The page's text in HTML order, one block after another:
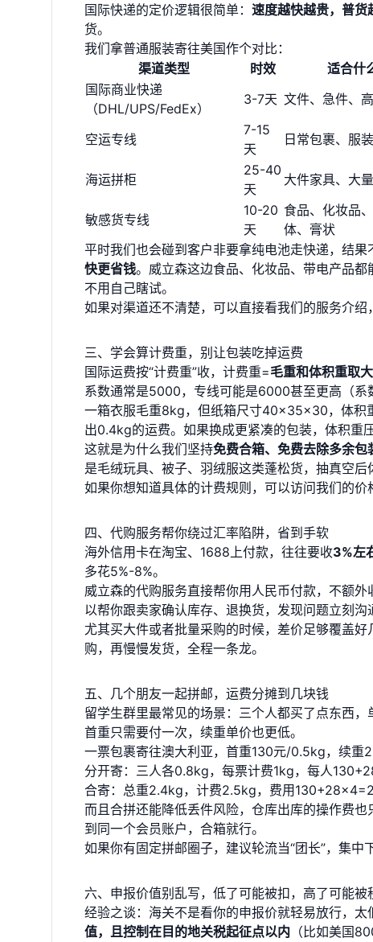
国际快递的定价逻辑很简单： 速度越快越贵，普货
货。
我们拿普通服装寄往美国作个对比：
渠道类型
时效 适合什
国际商业快递
（DHL/UPS/FedEx）
3-7天 文件、急件、
空运专线
7-15
天
日常包裹、服
海运拼柜
25-40
天
大件家具、大
敏感货专线
10-20
天
食品、化妆品
体、膏状
平时我们也会碰到客户非要拿纯电池走快递，结果
快更省钱。威立森这边食品、化妆品、带电产品都
不用自己瞎试。
如果对渠道还不清楚，可以直接看我们的服务介绍
三、学会算计费重，别让包装吃掉运费
国际运费按“计费重”收，计费重=毛重和体积重取
系数通常是5000，专线可能是6000甚至更高（系
一箱衣服毛重8kg，但纸箱尺寸40×35×30，体
出0.4kg的运费。如果换成更紧凑的包装，体积重
这就是为什么我们坚持免费合箱、免费去除多余包
是毛绒玩具、被子、羽绒服这类蓬松货，抽真空后
如果你想知道具体的计费规则，可以访问我们的价
四、代购服务帮你绕过汇率陷阱，省到手软
海外信用卡在淘宝、1688上付款，往往要收3%左
多花5%-8%。
威立森的代购服务直接帮你用人民币付款，不额
以帮你跟卖家确认库存、退换货，发现问题立刻沟
尤其买大件或者批量采购的时候，差价足够覆盖
购，再慢慢发货，全程一条龙。
五、几个朋友一起拼邮，运费分摊到几块钱
留学生群里最常见的场景：三个人都买了点东西
首重只需要付一次，续重单价也更低。
一票包裹寄往澳大利亚，首重130元/0.5kg，续重
分开寄：三人各0.8kg，每票计费1kg，每人
合寄：总重2.4kg，计费2.5kg，费用
而且合拼还能降低丢件风险，仓库出库的操作费
到同一个会员账户，合箱就行。
如果你有固定拼邮圈子，建议轮流当“团长”，集中
六、申报价值别乱写，低了可能被扣，高了可能被
经验之谈：海关不是看你的申报价就轻易放行，
值，且控制在目的地关税起征点以内 （比如美国